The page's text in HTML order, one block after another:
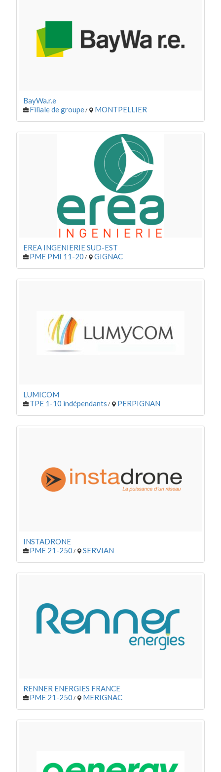
Gaz "renouvelable"
Génie civil
Géothermie
Numérique
Pyrogazéification
Réseaux intelligents
Solaire
BayWa.r.e
Filiale de groupe/ MONTPELLIER
EREA INGENIERIE SUD-EST
PME PMI 11-20 / GIGNAC
LUMICOM
TPE 1-10 indépendants / PERPIGNAN
INSTADRONE
PME 21-250 / SERVIAN
RENNER ENERGIES FRANCE
PME 21-250 / MERIGNAC